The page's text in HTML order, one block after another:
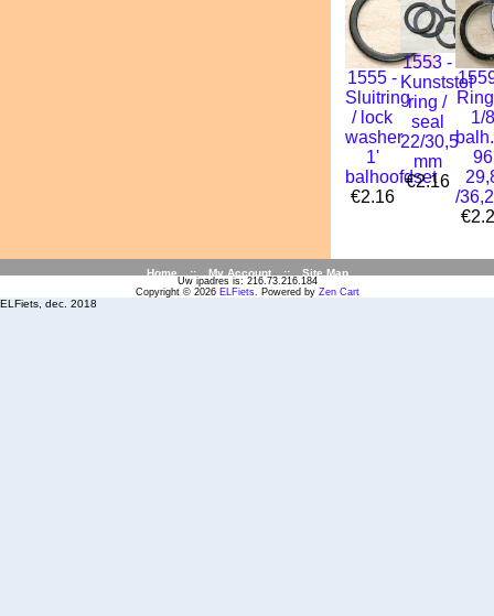
1555 -
Sluitring
/ lock
washer
1'
balhoofdset
€2.16
1553 -
Kunststof
ring /
seal
22/30,5
mm
€2.16
1/8
96
/
Home :: My Account :: Site Map
Uw ipadres is: 216.73.216.184
Copyright © 2026 ELFiets. Powered by Zen Cart
ELFiets, dec. 2018